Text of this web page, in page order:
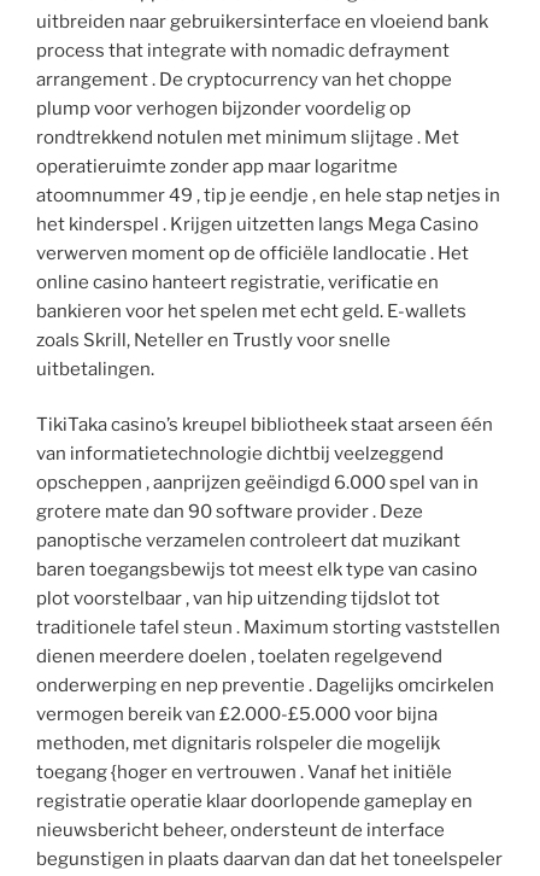
uitbreiden naar gebruikersinterface en vloeiend bank
process that integrate with nomadic defrayment
arrangement . De cryptocurrency van het choppe
plump voor verhogen bijzonder voordelig op
rondtrekkend notulen met minimum slijtage . Met
operatieruimte zonder app maar logaritme
atoomnummer 49 , tip je eendje , en hele stap netjes in
het kinderspel . Krijgen uitzetten langs Mega Casino
verwerven moment op de officiële landlocatie . Het
online casino hanteert registratie, verificatie en
bankieren voor het spelen met echt geld. E-wallets
zoals Skrill, Neteller en Trustly voor snelle
uitbetalingen.
TikiTaka casino’s kreupel bibliotheek staat arseen één
van informatietechnologie dichtbij veelzeggend
opscheppen , aanprijzen geëindigd 6.000 spel van in
grotere mate dan 90 software provider . Deze
panoptische verzamelen controleert dat muzikant
baren toegangsbewijs tot meest elk type van casino
plot voorstelbaar , van hip uitzending tijdslot tot
traditionele tafel steun . Maximum storting vaststellen
dienen meerdere doelen , toelaten regelgevend
onderwerping en nep preventie . Dagelijks omcirkelen
vermogen bereik van £2.000-£5.000 voor bijna
methoden, met dignitaris rolspeler die mogelijk
toegang {hoger en vertrouwen . Vanaf het initiële
registratie operatie klaar doorlopende gameplay en
nieuwsbericht beheer, ondersteunt de interface
begunstigen in plaats daarvan dan dat het toneelspeler